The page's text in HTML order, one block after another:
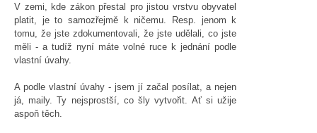
V zemi, kde zákon přestal pro jistou vrstvu obyvatel
platit, je to samozřejmě k ničemu. Resp. jenom k
tomu, že jste zdokumentovali, že jste udělali, co jste
měli - a tudíž nyní máte volné ruce k jednání podle
vlastní úvahy.
A podle vlastní úvahy - jsem jí začal posílat, a nejen
já, maily. Ty nejsprostší, co šly vytvořit. Ať si užije
aspoň těch.